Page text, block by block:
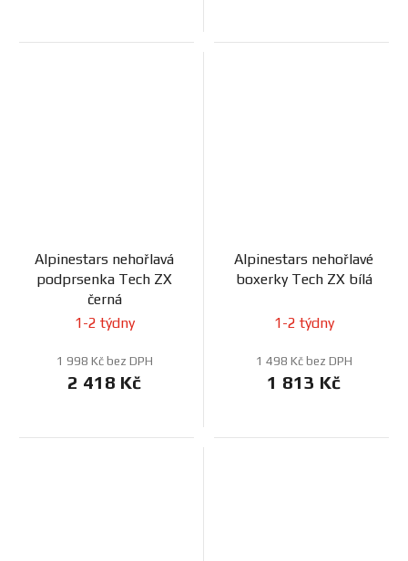
Alpinestars nehořlavá
podprsenka Tech ZX
černá
1-2 týdny
1 998 Kč bez DPH
2 418 Kč
Alpinestars nehořlavé
boxerky Tech ZX bílá
1-2 týdny
1 498 Kč bez DPH
1 813 Kč